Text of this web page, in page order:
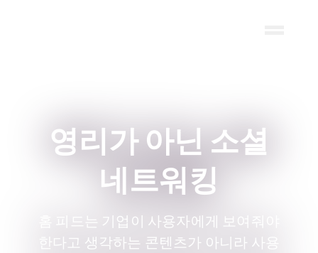
영리가 아닌 소셜
네트워킹
홈 피드는 기업이 사용자에게 보여줘야
한다고 생각하는 콘텐츠가 아니라 사용